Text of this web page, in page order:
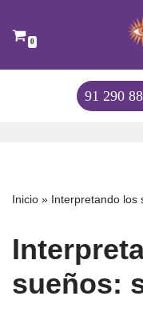
Saltar
0
91 290
Inicio » Interpretando los
sueños: